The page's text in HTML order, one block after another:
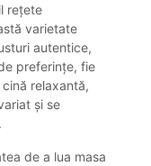
rețete
varietate
autentice,
preferințe, fie
relaxantă,
și se
de a lua masa